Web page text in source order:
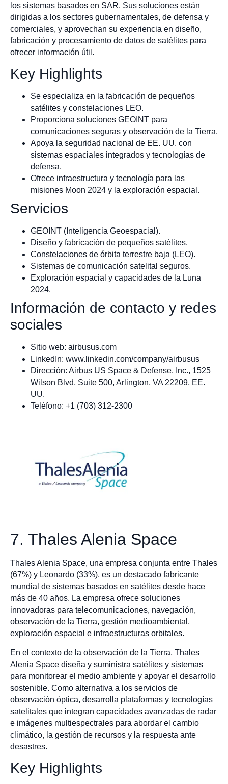
los sistemas basados en SAR. Sus soluciones están
dirigidas a los sectores gubernamentales, de defensa y
comerciales, y aprovechan su experiencia en diseño,
fabricación y procesamiento de datos de satélites para
ofrecer información útil.
Key Highlights
Se especializa en la fabricación de pequeños
satélites y constelaciones LEO.
Proporciona soluciones GEOINT para
comunicaciones seguras y observación de la Tierra.
Apoya la seguridad nacional de EE. UU. con
sistemas espaciales integrados y tecnologías de
defensa.
Ofrece infraestructura y tecnología para las
misiones Moon 2024 y la exploración espacial.
Servicios
GEOINT (Inteligencia Geoespacial).
Diseño y fabricación de pequeños satélites.
Constelaciones de órbita terrestre baja (LEO).
Sistemas de comunicación satelital seguros.
Exploración espacial y capacidades de la Luna
2024.
Información de contacto y redes
sociales
Sitio web: airbusus.com
LinkedIn: www.linkedin.com/company/airbusus
Dirección: Airbus US Space & Defense, Inc., 1525
Wilson Blvd, Suite 500, Arlington, VA 22209, EE.
UU.
Teléfono: +1 (703) 312-2300
7. Thales Alenia Space
Thales Alenia Space, una empresa conjunta entre Thales
(67%) y Leonardo (33%), es un destacado fabricante
mundial de sistemas basados en satélites desde hace
más de 40 años. La empresa ofrece soluciones
innovadoras para telecomunicaciones, navegación,
observación de la Tierra, gestión medioambiental,
exploración espacial e infraestructuras orbitales.
En el contexto de la observación de la Tierra, Thales
Alenia Space diseña y suministra satélites y sistemas
para monitorear el medio ambiente y apoyar el desarrollo
sostenible. Como alternativa a los servicios de
observación óptica, desarrolla plataformas y tecnologías
satelitales que integran capacidades avanzadas de radar
e imágenes multiespectrales para abordar el cambio
climático, la gestión de recursos y la respuesta ante
desastres.
Key Highlights